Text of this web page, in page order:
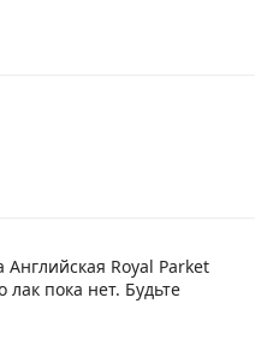
Английская Royal Parket
пока нет. Будьте